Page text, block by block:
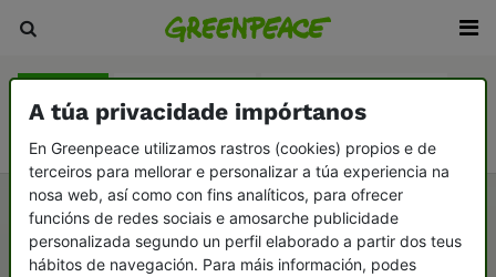
A túa privacidade impórtanos
En Greenpeace utilizamos rastros (cookies) propios e de
terceiros para mellorar e personalizar a túa experiencia na
nosa web, así como con fins analíticos, para ofrecer
funcións de redes sociais e amosarche publicidade
personalizada segundo un perfil elaborado a partir dos teus
hábitos de navegación. Para máis información, podes